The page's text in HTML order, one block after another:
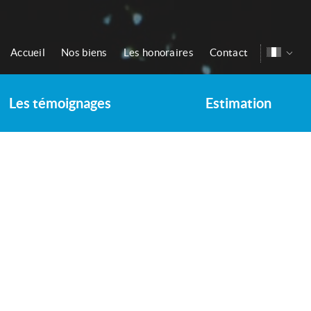
Accueil Nos biens Les honoraires Contact
Les témoignages Estimation